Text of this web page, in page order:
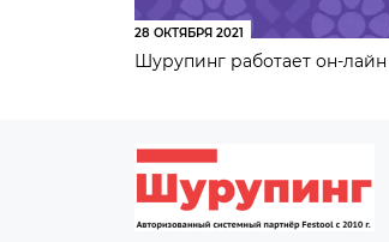
28 ОКТЯБРЯ 2021
Шурупинг работает он-лайн